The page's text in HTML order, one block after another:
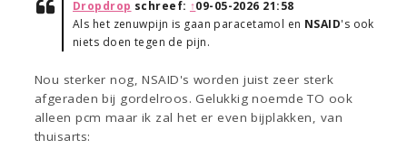
Dropdrop schreef: ↑09-05-2026 21:58
Als het zenuwpijn is gaan paracetamol en NSAID's ook
niets doen tegen de pijn.
Nou sterker nog, NSAID's worden juist zeer sterk
afgeraden bij gordelroos. Gelukkig noemde TO ook
alleen pcm maar ik zal het er even bijplakken, van
thuisarts: